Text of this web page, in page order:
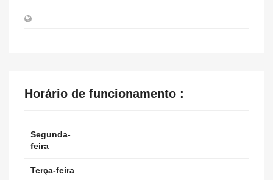
Horário de funcionamento :
Segunda-
feira
Terça-feira